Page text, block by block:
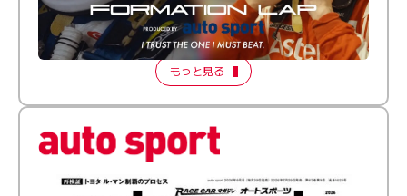
倒す相手を、信じてる。小林利徠斗 × 野村勇斗
【FORMATION LAP Produced by auto sport】
2026 Episode 2
もっと見る